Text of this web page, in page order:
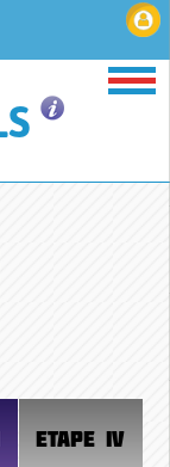
ETAPE IV